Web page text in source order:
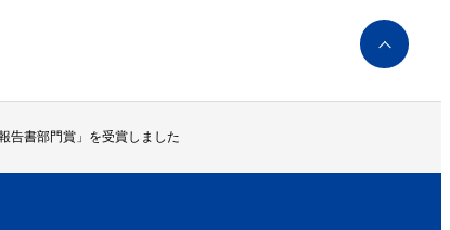
ペ
ー
ト
告書部門賞」を受賞しました